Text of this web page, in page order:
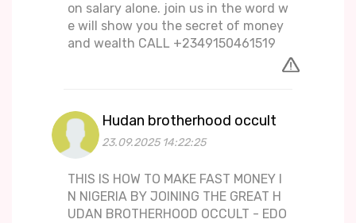
on salary alone. join us in the word w
e will show you the secret of money
and wealth CALL +2349150461519
Hudan brotherhood occult
23.09.2025 14:22:25
THIS IS HOW TO MAKE FAST MONEY I
N NIGERIA BY JOINING THE GREAT H
UDAN BROTHERHOOD OCCULT - EDO